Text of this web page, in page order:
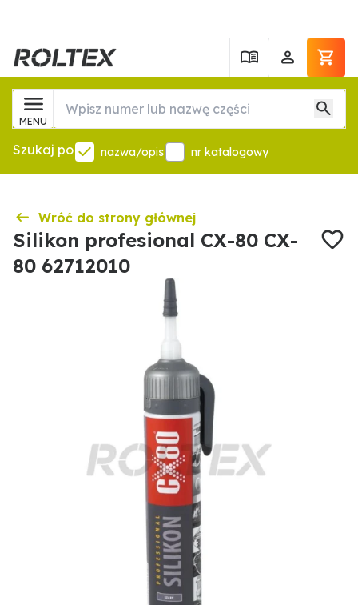
MENU
Szukaj po nazwa/opis nr katalogowy
Wróć do strony głównej
Silikon profesional CX-80 CX-
80 62712010